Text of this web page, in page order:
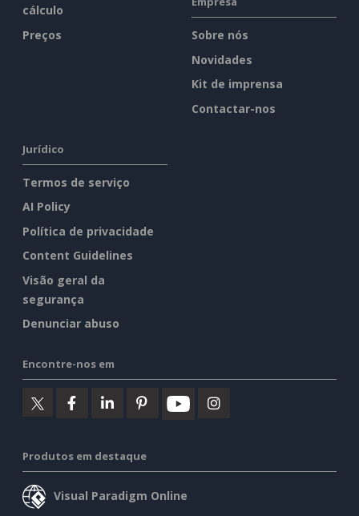
cálculo
Preços
Sobre nós
Novidades
Kit de imprensa
Contactar-nos
Jurídico
Termos de serviço
AI Policy
Política de privacidade
Content Guidelines
Visão geral da
segurança
Denunciar abuso
Encontre-nos em
Produtos em destaque
Visual Paradigm Online